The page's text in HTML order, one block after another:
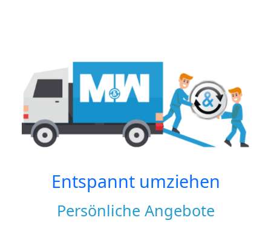
Entspannt umziehen
Persönliche Angebote